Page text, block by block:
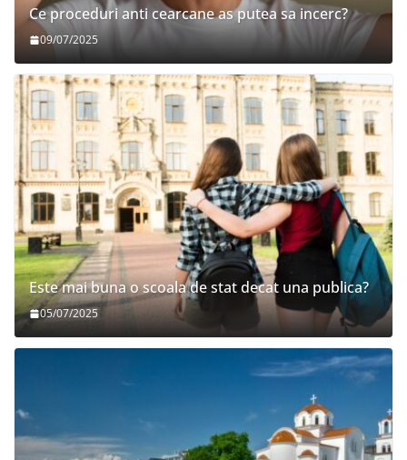
Ce proceduri anti cearcane as putea sa incerc?
09/07/2025
Este mai buna o scoala de stat decat una publica?
05/07/2025